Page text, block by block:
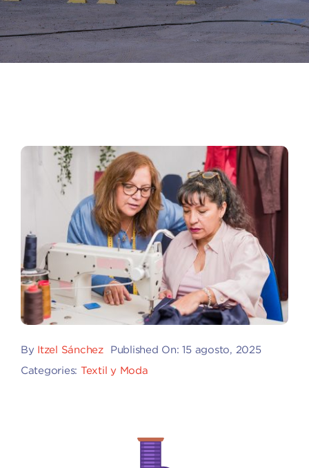
By Itzel Sánchez
Published On: 15 agosto, 2025
Categories: Textil y Moda